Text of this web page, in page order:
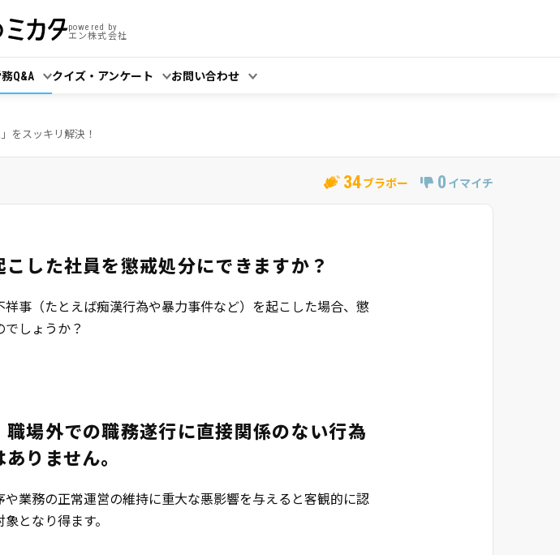
powered by
エン株式会社
Q&A クイズ・アンケート お問い合わせ
をスッキリ解決！
34ブラボー 0 イマイチ
した社員を懲戒処分にできますか？
事（たとえば痴漢行為や暴力事件など）を起こした場合、懲
しょうか？
場外での職務遂行に直接関係のない行為
りません。
や業務の正常運営の維持に重大な悪影響を与えると客観的に認
となり得ます。